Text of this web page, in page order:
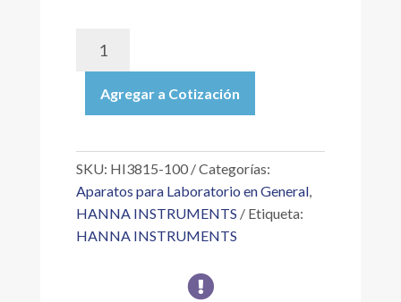
REACTIVOS
PARA
TEST
DE
CLORURO,
REACTIVOS
Agregar a Cotización
SKU: HI3815-100
Categorías:
Aparatos para Laboratorio en General,
HANNA INSTRUMENTS
Etiqueta:
HANNA INSTRUMENTS
